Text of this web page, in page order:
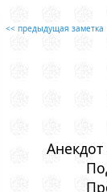
<< предыдущая заметка